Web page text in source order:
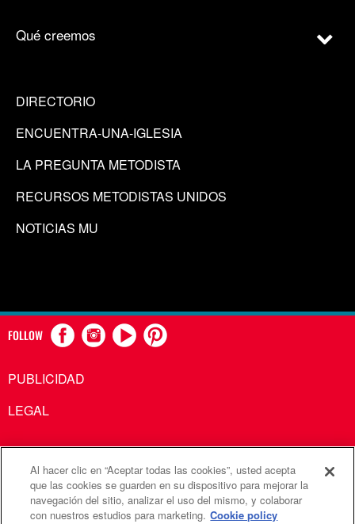
Qué creemos
DIRECTORIO
ENCUENTRA-UNA-IGLESIA
LA PREGUNTA METODISTA
RECURSOS METODISTAS UNIDOS
NOTICIAS MU
FOLLOW
PUBLICIDAD
LEGAL
Comunicaciones Metodistas Unidas es una agencia de la
Iglesia Metodista Unida
Al hacer clic en “Aceptar todas las cookies”, usted acepta
que las cookies se guarden en su dispositivo para mejorar la
navegación del sitio, analizar el uso del mismo, y colaborar
con nuestros estudios para marketing. Cookie policy